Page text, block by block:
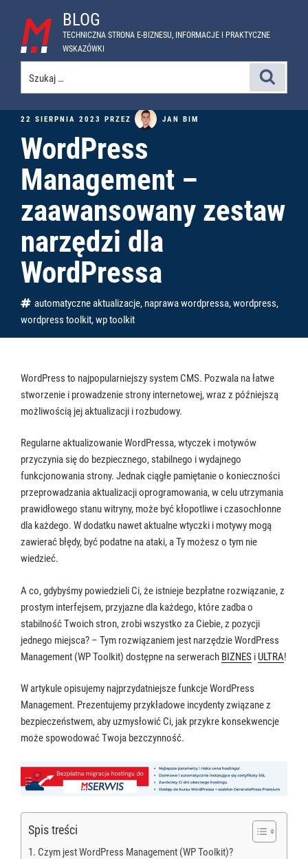
BLOG
TECHNICZNA STRONA E-BIZNESU, INFORMACJE I PRAKTYCZNE
WSKAZÓWKI
OPUBLIKOWANE
22 SIERPNIA 2023 PRZEZ JAN BIM
WordPress
Management –
zaawansowany zestaw
narzędzi dla
WordPressa
Tagi
automatyczne aktualizacje, naprawa wordpressa,wordpress,
wordpress toolkit,wp toolkit
WordPress to najpopularniejszy system CMS. Pozwala na łatwe
stworzenie i prowadzenie strony internetowej, wraz z późniejszą
możliwością jej aktualizacji i rozbudowy.
Regularne aktualizowanie WordPressa, wtyczek i motywów
przyczynia się do bezpiecznego, stabilnego i wydajnego
funkcjonowania strony. Jednak ciągłe pamiętanie o konieczności
przeprowadzania aktualizacji oprogramowania, w celu utrzymania
prawidłowego stanu witryny, może być kłopotliwe i czasochłonne
dla każdego. W dodatku nawet aktualne wtyczki i motywy mogą
zawierać błędy, być podatne na ataki, a Ty możesz o tym nie
wiedzieć.
A co, gdybyśmy powiedzieli Ci, że istnieje bezpłatne rozwiązanie, z
prostym interfejsem, przyjazne dla każdego, które zadba o
stabilność Twoich stron, zrobi wszystko za Ciebie, z pozycji
jednego miejsca? – Tym rozwiązaniem jest narzędzie WordPress
Management (WP Toolkit) dostępne na serwerach BIZNES i ULTRA!
W artykule opisujemy najprzydatniejsze funkcje WordPress
Management. Prezentujemy przykładowe incydenty związane z
bezpieczeństwem, aby uzmysłowić Ci, jak przykre konsekwencje
może spowodować Twoja bezczynność.
Spis treści
Czym jest WordPress Management (WP Toolkit)?